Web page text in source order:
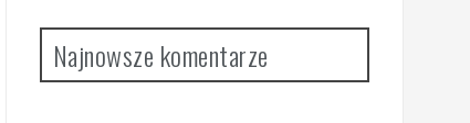
Najnowsze komentarze